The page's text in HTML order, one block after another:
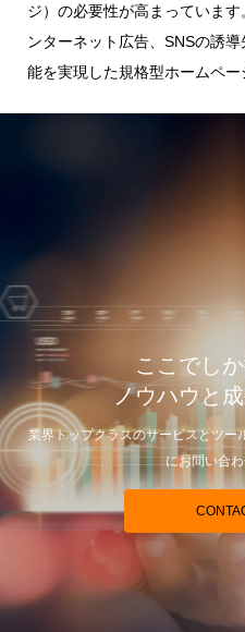
ジ）の必要性が高まっていま
ンターネット広告、SNSの誘
能を実現した規格型ホームペー
ここでし
ノウハウと
業界トップクラスのサービスとツー
にお問い合わ